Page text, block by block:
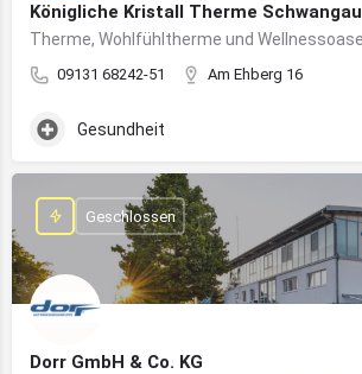
Königliche Kristall Therme Schwangau
09131 68242-51 Am Ehberg 16
Gesundheit
Dorr GmbH & Co. KG
Geschlossen